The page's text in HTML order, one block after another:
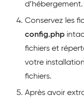
d’hébergement.
Conservez les
config.php
fichiers et
votre
fichiers.
Après avoir